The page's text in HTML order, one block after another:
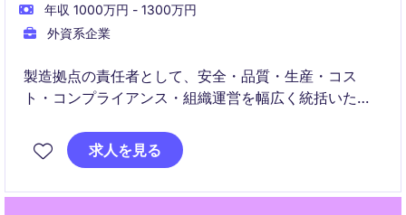
年収 1000万円 - 1300万円
外資系企業
製造拠点の責任者として、安全・品質・生産・コス
ト・コンプライアンス・組織運営を幅広く統括いただ
と製造改革をリードする重要なポジションです。
求人を見る